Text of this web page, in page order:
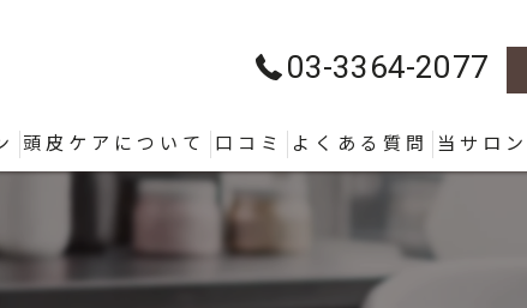
03-3364-2077
頭皮ケアについて 口コミ よくある質問 当サロ